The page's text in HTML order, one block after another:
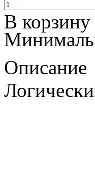
В корзину
Описание